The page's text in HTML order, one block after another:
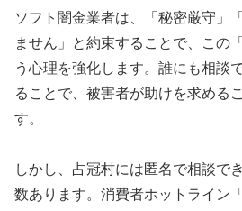
ソフト闇金業者は、「秘密厳守」
ません」と約束することで、この
う心理を強化します。誰にも相談
ることで、被害者が助けを求める
す。
しかし、占冠村には匿名で相談で
数あります。消費者ホットライン